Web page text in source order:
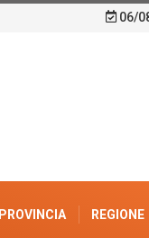
06/
PROVINCIA REGIONE